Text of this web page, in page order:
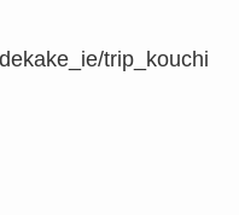
trip_kouchi